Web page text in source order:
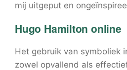
mij uitgeput en
Hugo Hamilton online
Het gebruik van symboliek
zowel opvallend als